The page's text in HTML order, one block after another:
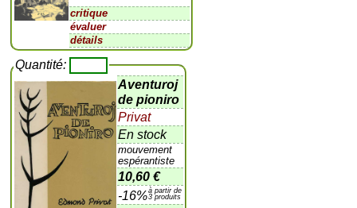
critique
évaluer
détails
Quantité:
Aventuroj
de pioniro
Privat
En stock
mouvement
espérantiste
10,60 €
-16%à partir de
3 produits